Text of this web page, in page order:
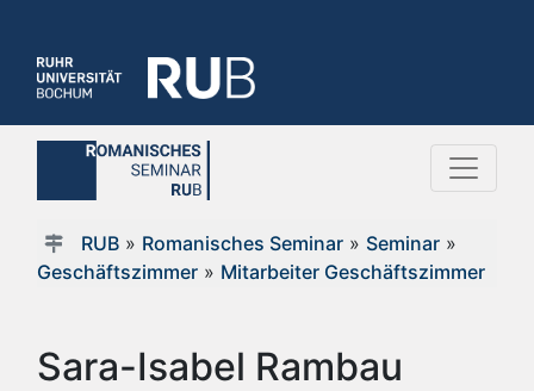
RUB» Romanisches Seminar» Seminar»
Geschäftszimmer » Mitarbeiter Geschäftszimmer
Sara-Isabel Rambau